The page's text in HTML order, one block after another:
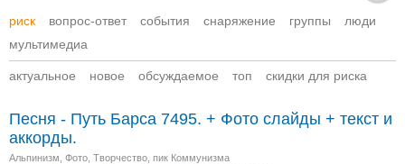
риск вопрос-ответ события снаряжение группы
люди
мультимедиа
актуальное новое обсуждаемое топ скидки для риска
Песня - Путь Барса 7495. + Фото слайды + текст и
аккорды.
Альпинизм Фото Творчество пик Коммунизма